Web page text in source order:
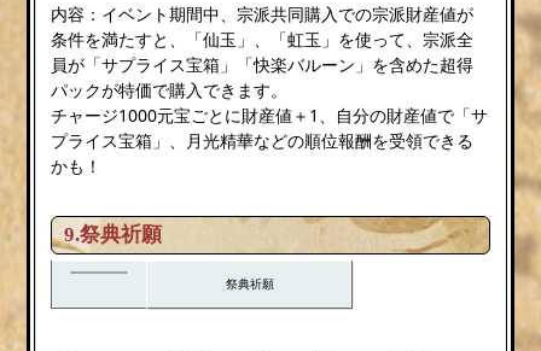
内容：イベント期間中、宗派共同購入での宗派財産値が
条件を満たすと、「仙玉」、「虹玉」を使って、宗派全
員が「サプライス宝箱」「快楽バルーン」を含めた超得
パックが特価で購入できます。
チャージ1000元宝ごとに財産値＋1、自分の財産値で「サ
プライス宝箱」、月光精華などの順位報酬を受領できる
かも！
9.祭典祈願
祭典祈願